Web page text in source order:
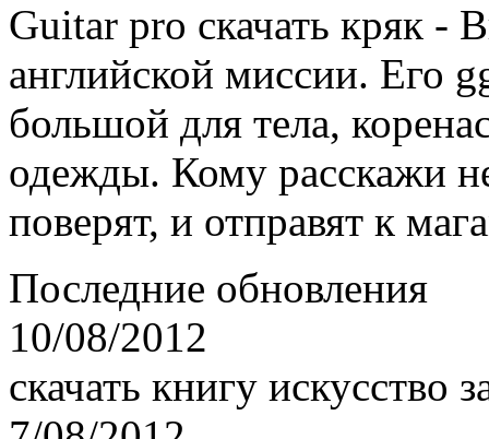
Guitar pro скачать кряк -
английской миссии. Его
большой для тела,
одежды. Кому расскажи
поверят, и отправят к
Последние обновления
10/08/2012
скачать книгу искусство